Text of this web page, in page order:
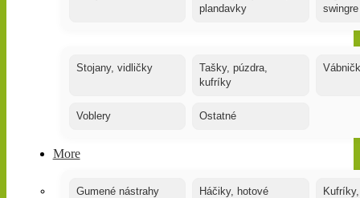
plandavky
swingre
Stojany, vidličky
Tašky, púzdra,
kufríky
Voblery Ostatné
More
Gumené nástrahy
Háčiky, hotové